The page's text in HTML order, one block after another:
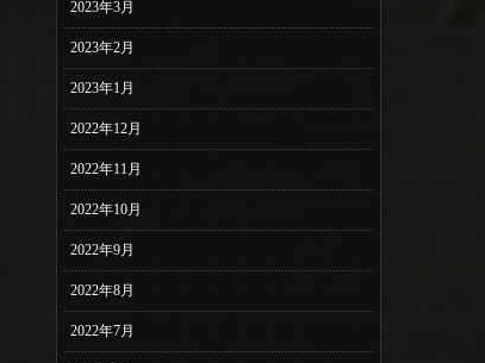
2023年3月
2023年2月
2023年1月
2022年12月
2022年11月
2022年10月
2022年9月
2022年8月
2022年7月